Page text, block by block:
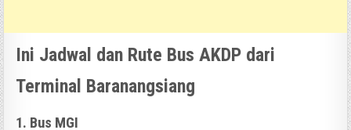
Ini Jadwal dan Rute Bus AKDP dari
Terminal Baranangsiang
1. Bus MGI